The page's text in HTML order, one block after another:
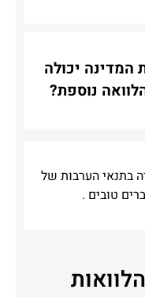
המדינה יכולה
נוספת?
בתנאי הערבות של
טובים .